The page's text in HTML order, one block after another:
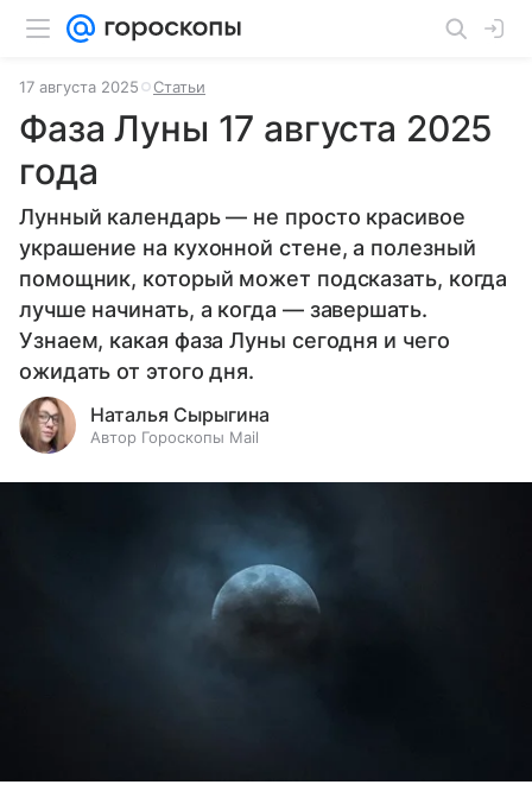
17 августа 2025 Статьи
Фаза Луны 17 августа 2025
года
Лунный календарь — не просто красивое
украшение на кухонной стене, а полезный
помощник, который может подсказать, когда
лучше начинать, а когда — завершать.
Узнаем, какая фаза Луны сегодня и чего
ожидать от этого дня.
Наталья Сырыгина
Автор Гороскопы Mail